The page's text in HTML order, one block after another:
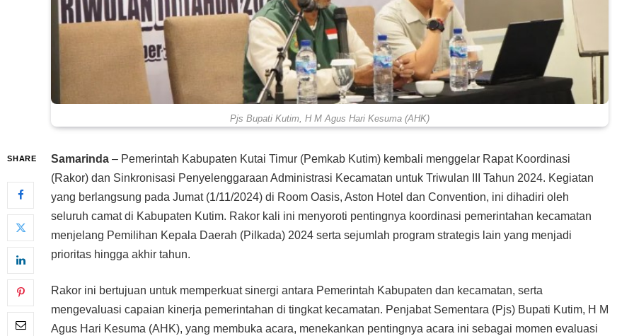
Pjs Bupati Kutim, H M Agus Hari Kesuma (AHK)
SHARE Samarinda – Pemerintah Kabupaten Kutai Timur (Pemkab Kutim) kembali menggelar Rapat Koordinasi
(Rakor) dan Sinkronisasi Penyelenggaraan Administrasi Kecamatan untuk Triwulan III Tahun 2024. Kegiatan
yang berlangsung pada Jumat (1/11/2024) di Room Oasis, Aston Hotel dan Convention, ini dihadiri oleh
seluruh camat di Kabupaten Kutim. Rakor kali ini menyoroti pentingnya koordinasi pemerintahan kecamatan
menjelang Pemilihan Kepala Daerah (Pilkada) 2024 serta sejumlah program strategis lain yang menjadi
prioritas hingga akhir tahun.
Rakor ini bertujuan untuk memperkuat sinergi antara Pemerintah Kabupaten dan kecamatan, serta
mengevaluasi capaian kinerja pemerintahan di tingkat kecamatan. Penjabat Sementara (Pjs) Bupati Kutim, H M
Agus Hari Kesuma (AHK), yang membuka acara, menekankan pentingnya acara ini sebagai momen evaluasi